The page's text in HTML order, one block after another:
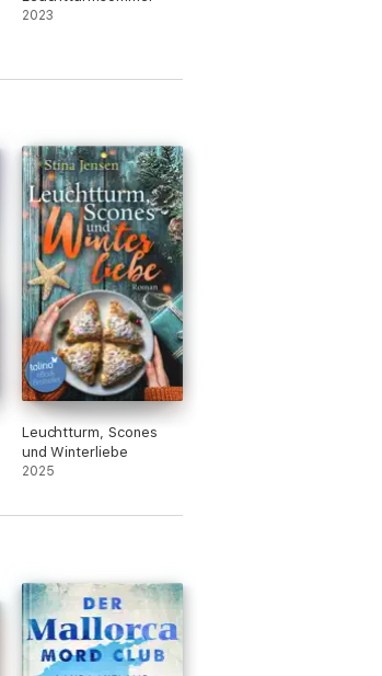
2023
Leuchtturm, Scones
und Winterliebe
2025